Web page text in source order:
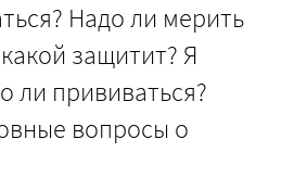
Надо ли мерить
защитит? Я
ли прививаться?
вопросы о